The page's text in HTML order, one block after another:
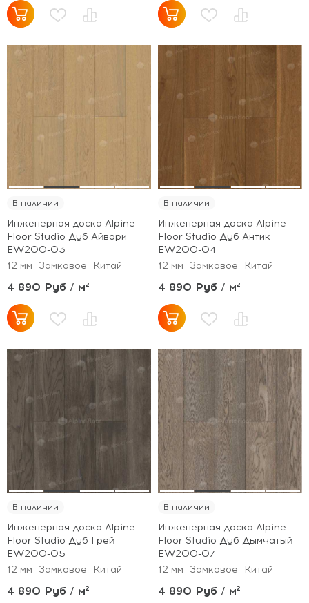
В наличии
Инженерная доска Alpine
Floor Studio Дуб Айвори
EW200-03
12 мм
Замковое Китай
4 890 Руб / м²
В наличии
Инженерная доска Alpine
Floor Studio Дуб Антик
EW200-04
12 мм
Замковое Китай
4 890 Руб / м²
В наличии
Инженерная доска Alpine
Floor Studio Дуб Грей
EW200-05
12 мм
Замковое Китай
4 890 Руб / м²
В наличии
Инженерная доска Alpine
Floor Studio Дуб Дымчатый
EW200-07
12 мм
Замковое Китай
4 890 Руб / м²